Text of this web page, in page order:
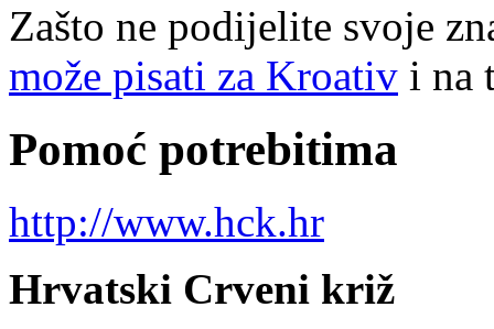
Zašto ne podijelite svoje
može pisati za Kroativ i na
Pomoć potrebitima
http://www.hck.hr
Hrvatski Crveni križ